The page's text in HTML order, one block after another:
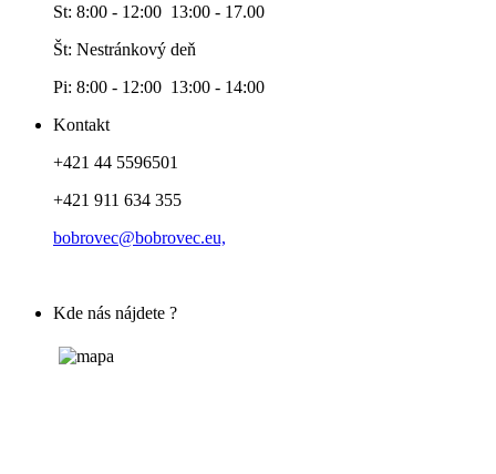
St: 8:00 - 12:00 13:00 - 17.00
Št: Nestránkový deň
Pi: 8:00 - 12:00 13:00 - 14:00
Kontakt
+421 44 5596501
+421 911 634 355
bobrovec@bobrovec.eu,
Kde nás nájdete ?